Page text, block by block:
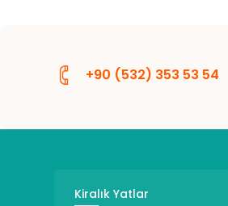
+90 (532) 353 53 54
Kiralık Yatlar